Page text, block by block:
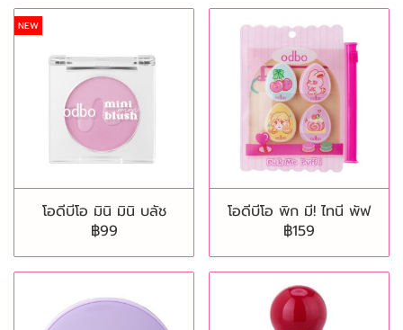
NEW
โอดีบีโอ มินิ มินิ บลัช
฿99
โอดีบีโอ พิก มี! ไทนี พัฟ
฿159